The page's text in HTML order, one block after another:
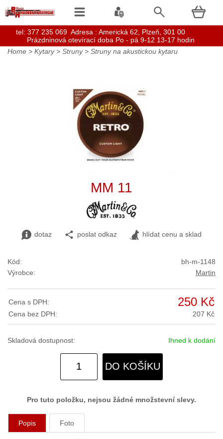
Home > Kytary> Struny> Struny na akustickou kytaru
MM 11
dotaz poslat odkaz hlídat cenu a sklad
Kód:
bh-m-1148
Výrobce:
Martin
Cena s DPH: 250 Kč
Cena bez DPH: 207 Kč
Skladová dostupnost: Ihned k dodání
DO KOŠÍKU
Pro tuto položku, nejsou žádné množstevní slevy.
Popis Foto
tel: 377 235 069 Adresa : Americká 62, Plzeň, 301 00
Prázdninová otevírací doba Po - pá 9-12 13-17 hodin